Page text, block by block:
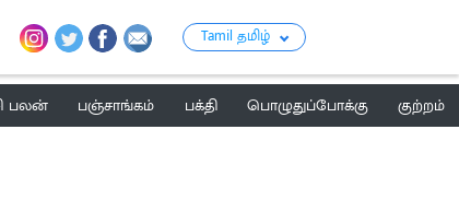
Tamil தமிழ்
பலன் பஞ்சாங்கம் பக்தி பொழுதுப்போக்கு
குற்றம்